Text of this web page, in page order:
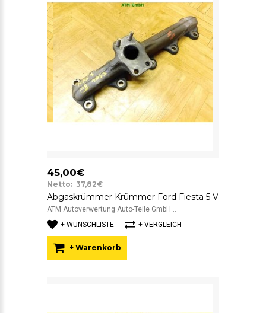
45,00€
Netto: 37,82€
Abgaskrümmer Krümmer Ford Fiesta 5 V
ATM Autoverwertung Auto-Teile GmbH ..
+ WUNSCHLISTE
+ VERGLEICH
+ Warenkorb